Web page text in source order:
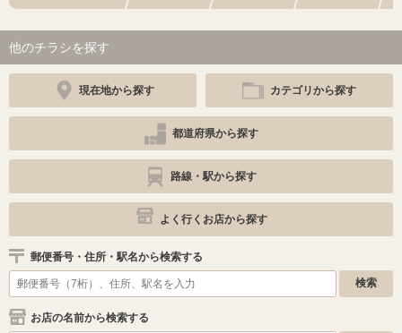
他のチラシを探す
現在地から探す カテゴリから探す
都道府県から探す
路線・駅から探す
よく行くお店から探す
郵便番号・住所・駅名から検索する
お店の名前から検索する